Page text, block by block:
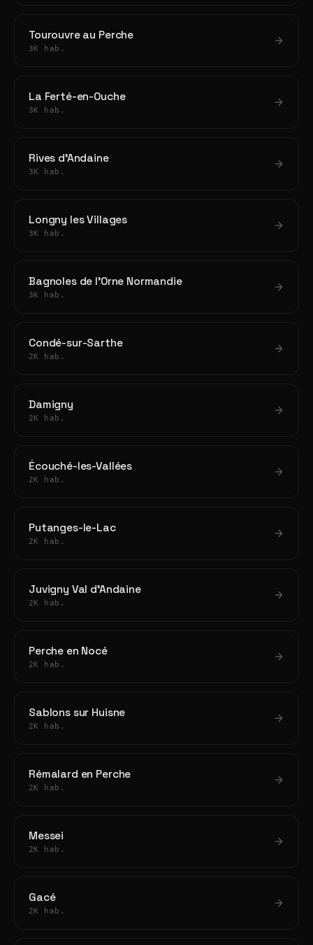
Tourouvre au Perche
3K hab.
La Ferté-en-Ouche
3K hab.
Rives d'Andaine
3K hab.
Longny les Villages
3K hab.
Bagnoles de l'Orne Normandie
3K hab.
Condé-sur-Sarthe
2K hab.
Damigny
2K hab.
Écouché-les-Vallées
2K hab.
Putanges-le-Lac
2K hab.
Juvigny Val d'Andaine
2K hab.
Perche en Nocé
2K hab.
Sablons sur Huisne
2K hab.
Rémalard en Perche
2K hab.
Messei
2K hab.
Gacé
2K hab.